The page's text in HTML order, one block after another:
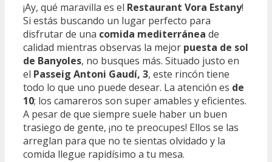
¡Ay, qué maravilla es el Restaurant Vora Estany!
Si estás buscando un lugar perfecto para
disfrutar de una comida mediterránea de
calidad mientras observas la mejor puesta de sol
de Banyoles, no busques más. Situado justo en
el Passeig Antoni Gaudí, 3, este rincón tiene
todo lo que uno puede desear. La atención es de
10; los camareros son super amables y eficientes.
A pesar de que siempre suele haber un buen
trasiego de gente, ¡no te preocupes! Ellos se las
arreglan para que no te sientas olvidado y la
comida llegue rapidísimo a tu mesa.